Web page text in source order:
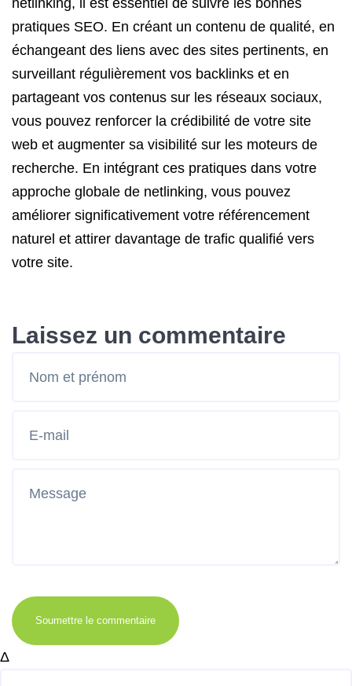
netlinking, il est essentiel de suivre les bonnes
pratiques SEO. En créant un contenu de qualité, en
échangeant des liens avec des sites pertinents, en
surveillant régulièrement vos backlinks et en
partageant vos contenus sur les réseaux sociaux,
vous pouvez renforcer la crédibilité de votre site
web et augmenter sa visibilité sur les moteurs de
recherche. En intégrant ces pratiques dans votre
approche globale de netlinking, vous pouvez
améliorer significativement votre référencement
naturel et attirer davantage de trafic qualifié vers
votre site.
Laissez un commentaire
Soumettre le commentaire
Δ